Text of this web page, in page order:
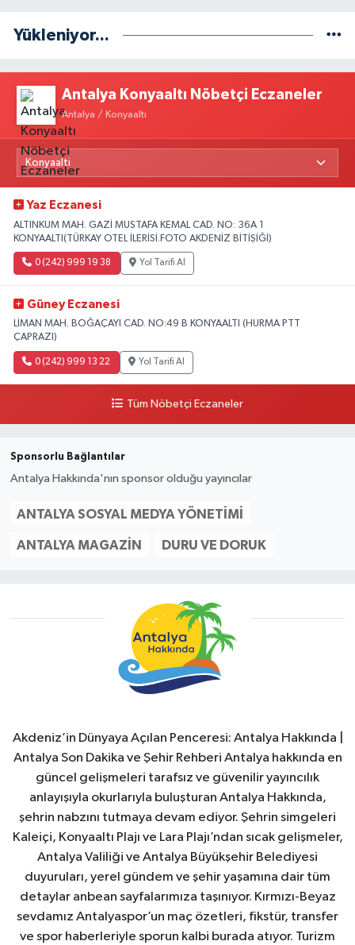
Yükleniyor...
Antalya Konyaaltı Nöbetçi Eczaneler
Antalya / Konyaaltı
Yaz Eczanesi
ALTINKUM MAH. GAZİ MUSTAFA KEMAL CAD. NO: 36A 1
KONYAALTI(TÜRKAY OTEL İLERİSİ.FOTO AKDENİZ BİTİŞİĞİ)
0 (242) 999 19 38 Yol Tarifi Al
Güney Eczanesi
LİMAN MAH. BOĞAÇAYI CAD. NO:49 B KONYAALTI (HURMA PTT
ÇAPRAZI)
0 (242) 999 13 22 Yol Tarifi Al
Tüm Nöbetçi Eczaneler
Sponsorlu Bağlantılar
Antalya Hakkında'nın sponsor olduğu yayıncılar
ANTALYA SOSYAL MEDYA YÖNETIMI
ANTALYA MAGAZIN DURU VE DORUK
Akdeniz’in Dünyaya Açılan Penceresi: Antalya Hakkında |
Antalya Son Dakika ve Şehir Rehberi Antalya hakkında en
güncel gelişmeleri tarafsız ve güvenilir yayıncılık
anlayışıyla okurlarıyla buluşturan Antalya Hakkında,
şehrin nabzını tutmaya devam ediyor. Şehrin simgeleri
Kaleiçi, Konyaaltı Plajı ve Lara Plajı’ndan sıcak gelişmeler,
Antalya Valiliği ve Antalya Büyükşehir Belediyesi
duyuruları, yerel gündem ve şehir yaşamına dair tüm
detaylar anbean sayfalarımıza taşınıyor. Kırmızı-Beyaz
sevdamız Antalyaspor’un maç özetleri, fikstür, transfer
ve spor haberleriyle sporun kalbi burada atıyor. Turizm